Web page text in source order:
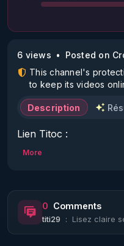
6 views
Posted on
This channel's
to keep its videos
Description
https://
Pour connaître vos
informez-vous sur le
Prendre rendez-vous
More
0 Comments
titi29 : Lisez claire severac ou